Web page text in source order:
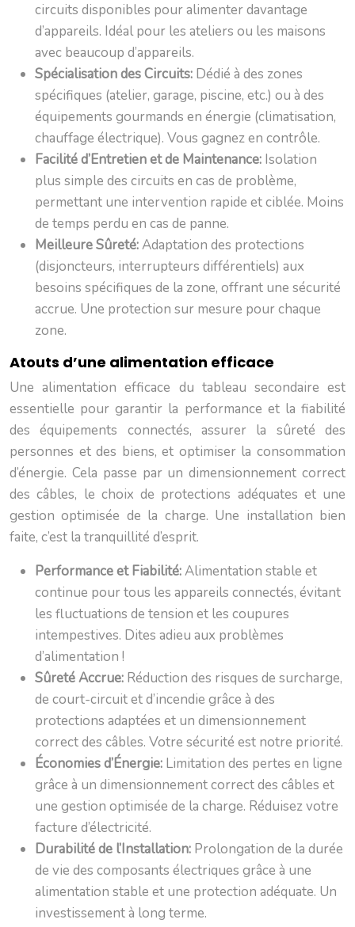
circuits disponibles pour alimenter davantage
d’appareils. Idéal pour les ateliers ou les maisons
avec beaucoup d’appareils.
Spécialisation des Circuits: Dédié à des zones
spécifiques (atelier, garage, piscine, etc.) ou à des
équipements gourmands en énergie (climatisation,
chauffage électrique). Vous gagnez en contrôle.
Facilité d’Entretien et de Maintenance: Isolation
plus simple des circuits en cas de problème,
permettant une intervention rapide et ciblée. Moins
de temps perdu en cas de panne.
Meilleure Sûreté:Adaptation des protections
(disjoncteurs, interrupteurs différentiels) aux
besoins spécifiques de la zone, offrant une sécurité
accrue. Une protection sur mesure pour chaque
zone.
Atouts d’une alimentation efficace
Une alimentation efficace du tableau secondaire est
essentielle pour garantir la performance et la fiabilité
des équipements connectés, assurer la sûreté des
personnes et des biens, et optimiser la consommation
d’énergie. Cela passe par un dimensionnement correct
des câbles, le choix de protections adéquates et une
gestion optimisée de la charge. Une installation bien
faite, c’est la tranquillité d’esprit.
Performance et Fiabilité:Alimentation stable et
continue pour tous les appareils connectés, évitant
les fluctuations de tension et les coupures
intempestives. Dites adieu aux problèmes
d’alimentation !
Sûreté Accrue: Réduction des risques de surcharge,
de court-circuit et d’incendie grâce à des
protections adaptées et un dimensionnement
correct des câbles. Votre sécurité est notre priorité.
Économies d’Énergie: Limitation des pertes en ligne
grâce à un dimensionnement correct des câbles et
une gestion optimisée de la charge. Réduisez votre
facture d’électricité.
Durabilité de l’Installation: Prolongation de la durée
de vie des composants électriques grâce à une
alimentation stable et une protection adéquate. Un
investissement à long terme.